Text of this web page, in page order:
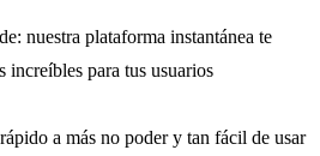
nuestra plataforma instantánea te
increíbles para tus usuarios
a más no poder y tan fácil de usar